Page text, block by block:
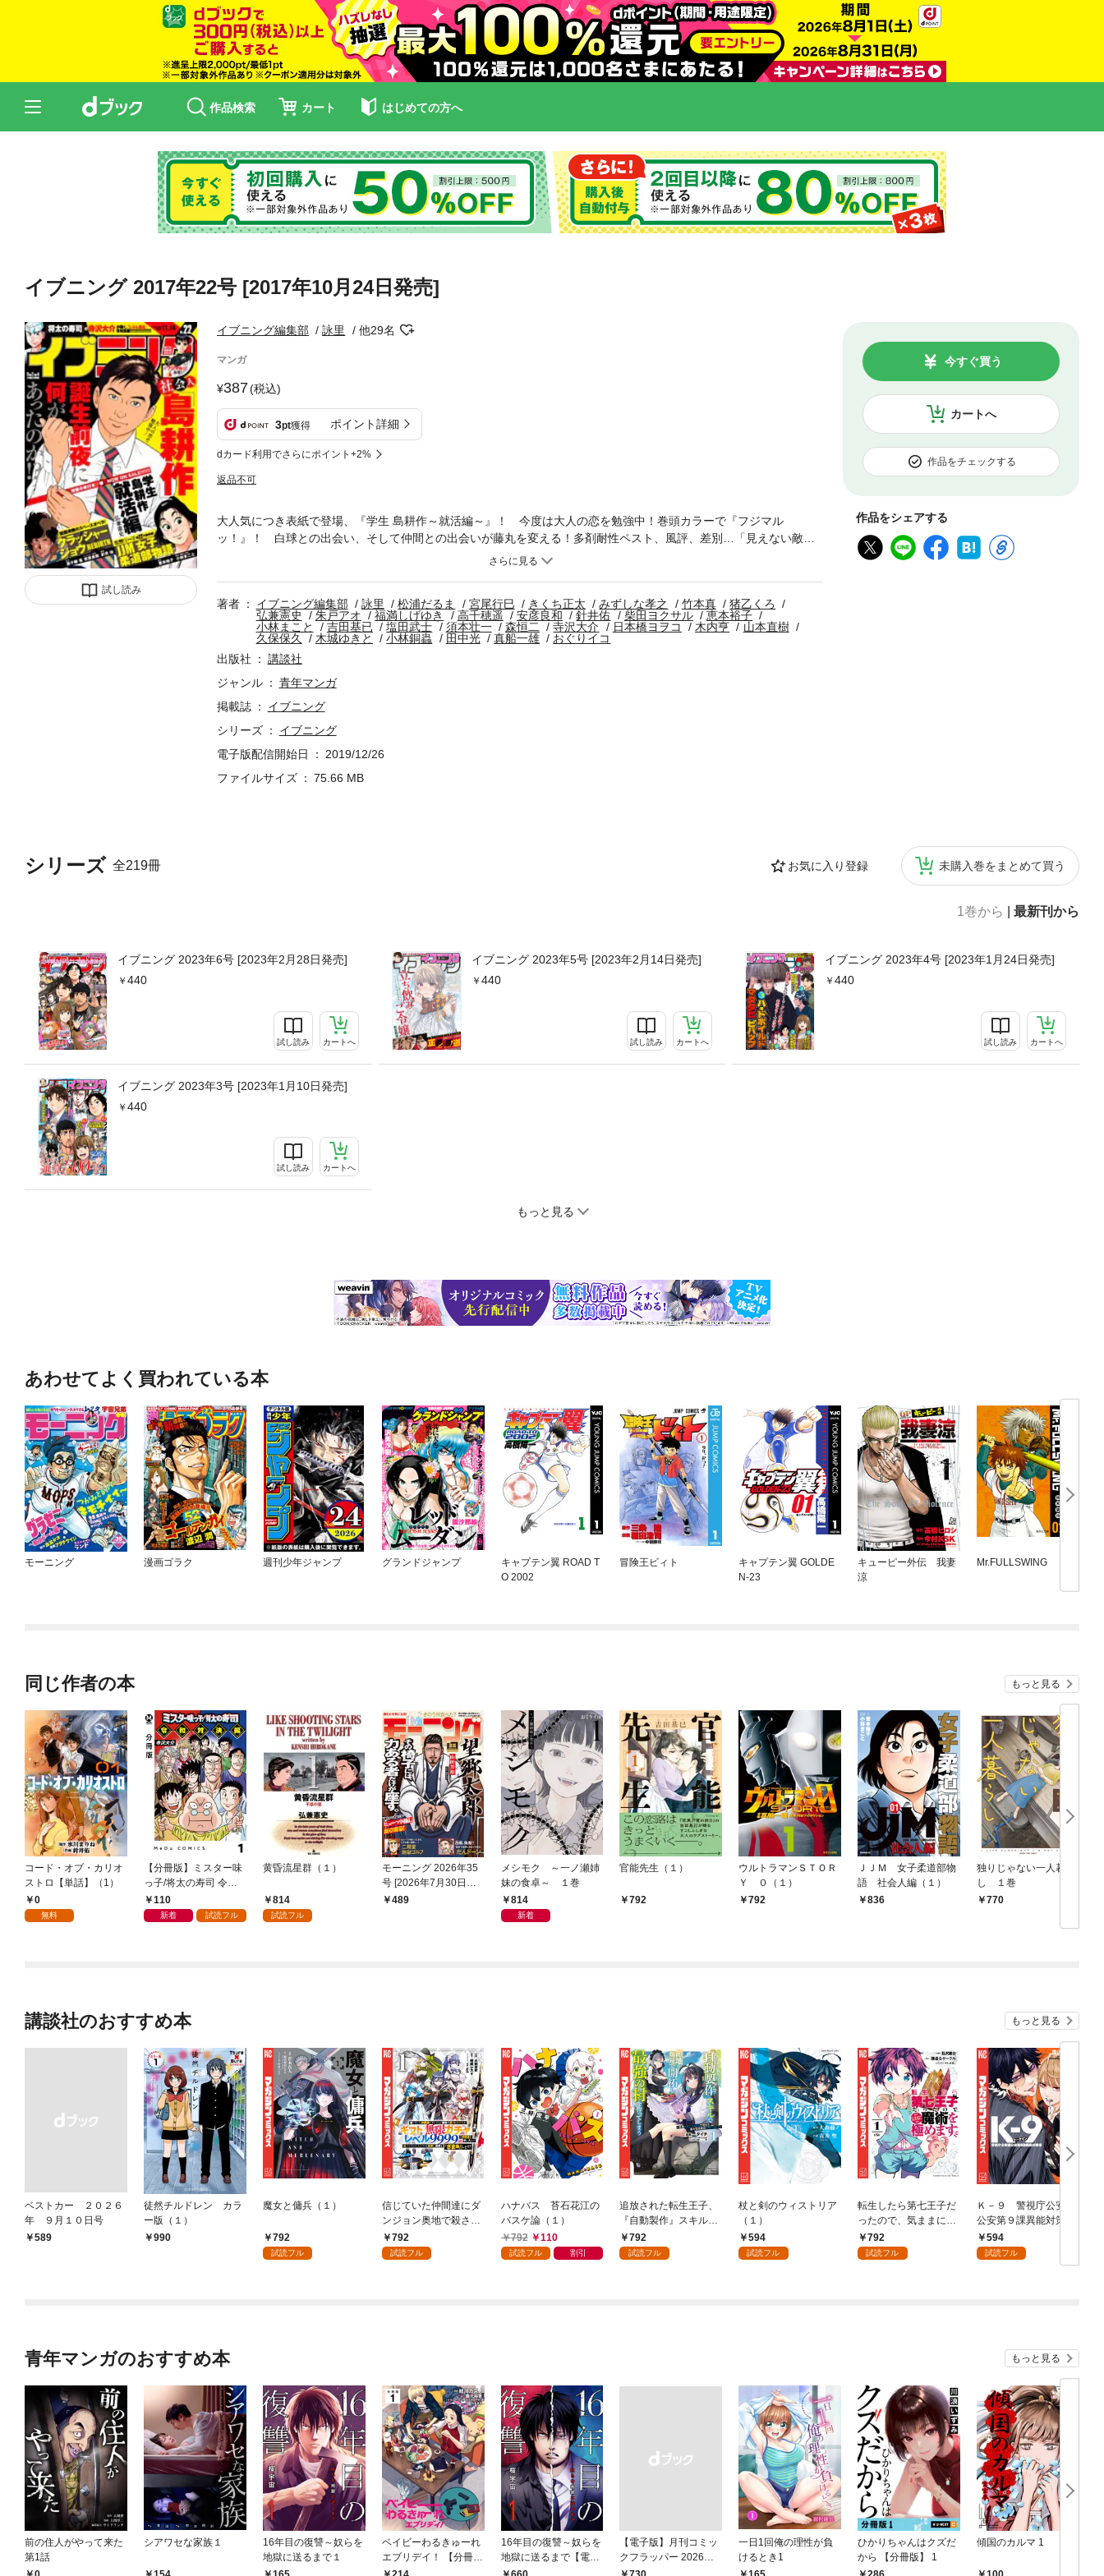
作品検索 カート はじめての方へ
イブニング 2017年22号 [2017年10月24日発売]
試し読み
イブニング編集部 詠里 他29名
マンガ
387(税込)
3pt獲得 ポイント詳細
dカード利用でさらにポイント+2%
返品不可
カートへ
今すぐ買う
作品をチェックする
作品をシェアする
シリーズ 全219冊 お気に入り登録 未購入巻をまとめて買う
1巻から 最新刊から
イブニング 2023年6号 [2023年2月28日発売]
440
試し読み カートへ
イブニング 2023年5号 [2023年2月14日発売]
440
試し読み カートへ
イブニング 2023年4号 [2023年1月24日発売]
440
試し読み カートへ
イブニング 2023年3号 [2023年1月10日発売]
440
試し読み カートへ
もっと見る
大人気につき表紙で登場、『学生 島耕作～就活編～』！ 今度は大人の恋を勉強中！巻頭カラーで『フジマル
ッ！』！ 白球との出会い、そして仲間との出会いが藤丸を変える！多剤耐性ペスト、風評、差別…「見えない敵」
の恐怖がさらに迫る！ 『リウーを待ちながら』！コミックス第３巻発売記念で一挙２話掲載『妻に恋する66の方
著者
イブニング編集部 詠里 松浦だるま 宮尾行巳 きくち正太 みずしな孝之 竹本真
猪乙くろ
弘兼憲史
朱戸アオ 福満しげゆき 高千穂遥 安彦良和 針井佑 柴田ヨクサル
恵本裕子
小林まこと
吉田基已 塩田武士 須本壮一 森恒二 寺沢大介 日本橋ヨヲコ 木内亨
山本直樹
久保保久
木城ゆきと 小林銅蟲 田中光 真船一雄
おぐりイコ
出版社
講談社
ジャンル
青年マンガ
掲載誌
イブニング
シリーズ
イブニング
電子版配信開始日
2019/12/26
ファイルサイズ
75.66 MB
あわせてよく買われている本
モーニング 漫画ゴラク 週刊少年ジャンプ グランドジャンプ
キャプテン翼 ROAD T
O 2002
冒険王ビィト
キャプテン翼 GOLDE
N-23
キューピー外伝 我妻
涼
Mr.FULLSWING
同じ作者の本 もっと見る
コード・オブ・カリオ
ストロ【単話】（1）
0
無料
【分冊版】ミスター味
っ子/将太の寿司 令和
対決編 1
110
新着 試読フル
黄昏流星群（１）
814
試読フル
モーニング 2026年35
号 [2026年7月30日発
売]489
メシモク ～一ノ瀬姉
妹の食卓～ １巻
814
新着
官能先生（１）
792
ウルトラマンＳＴＯＲ
Ｙ ０（１）
792
ＪＪＭ 女子柔道部物
語 社会人編（１）
836
独りじゃない一人暮ら
し １巻
770
講談社のおすすめ本 もっと見る
ベストカー ２０２６
年 ９月１０日号
￥589
徒然チルドレン カラ
ー版（１）
990
魔女と傭兵（１）
792
試読フル
信じていた仲間達にダ
ンジョン奥地で殺され
かけたがギフト『無限
ガチャ』でレベル９９
792
試読フル
ハナバス 苔石花江の
バスケ論（１）
792
110
試読フル 割引
追放された転生王子、
『自動製作』スキルで
領地を爆速で開拓し最
強の村を作ってしまう
792
試読フル
杖と剣のウィストリア
（１）
594
試読フル
転生したら第七王子だ
ったので、気ままに魔
術を極めます（１）
792
試読フル
Ｋ－９ 警視庁公安部
公安第９課異能対策係
（１）
594
試読フル
青年マンガのおすすめ本 もっと見る
前の住人がやって来た
第1話
シアワセな家族１
16年目の復讐～奴らを
地獄に送るまで１
ベイビーわるきゅーれ
エブリデイ！ 【分冊
版】 1
16年目の復讐～奴らを
地獄に送るまで【電子
単行本版】１
【電子版】月刊コミッ
クフラッパー 2026年9
月号
一日1回俺の理性が負
けるとき1
ひかりちゃんはクズだ
から 【分冊版】 1
傾国のカルマ 1